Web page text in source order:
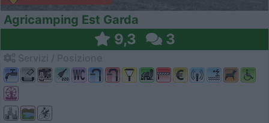
Agricamping Est Garda
9,3 3